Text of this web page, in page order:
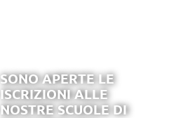
SONO APERTE LE
ISCRIZIONI ALLE
NOSTRE SCUOLE DI